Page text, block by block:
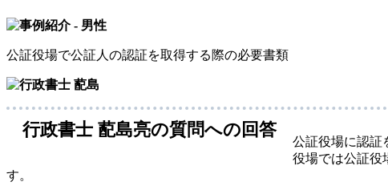
公証役場で公証人の認証を取得する際の必要書類
行政書士 蓜島亮の質問への回答
公証役場に認証
役場では公証役
す。